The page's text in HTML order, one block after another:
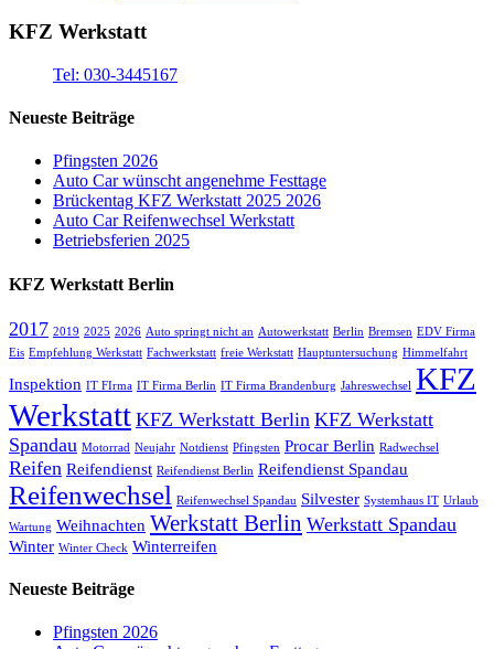
KFZ Werkstatt
Tel: 030-3445167
Neueste Beiträge
Pfingsten 2026
Auto Car wünscht angenehme Festtage
Brückentag KFZ Werkstatt 2025 2026
Auto Car Reifenwechsel Werkstatt
Betriebsferien 2025
KFZ Werkstatt Berlin
2017 2019 2025 2026 Auto springt nicht an Autowerkstatt Berlin Bremsen EDV Firma
Eis Empfehlung Werkstatt Fachwerkstatt freie Werkstatt Hauptuntersuchung Himmelfahrt
Inspektion IT FIrma IT Firma Berlin IT Firma Brandenburg Jahreswechsel KFZ
Werkstatt KFZ Werkstatt Berlin KFZ Werkstatt
Spandau Motorrad Neujahr Notdienst Pfingsten Procar Berlin Radwechsel
Reifen Reifendienst Reifendienst Berlin Reifendienst Spandau
Reifenwechsel Reifenwechsel Spandau Silvester Systemhaus IT Urlaub
Wartung Weihnachten Werkstatt Berlin Werkstatt Spandau
Winter Winter Check Winterreifen
Neueste Beiträge
Pfingsten 2026